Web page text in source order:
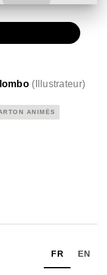
( Illustrateur)
ANIMÉS
FR EN